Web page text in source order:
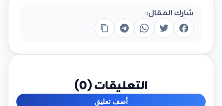
شارك المقال:
التعليقات (0
)
أضف تعليق